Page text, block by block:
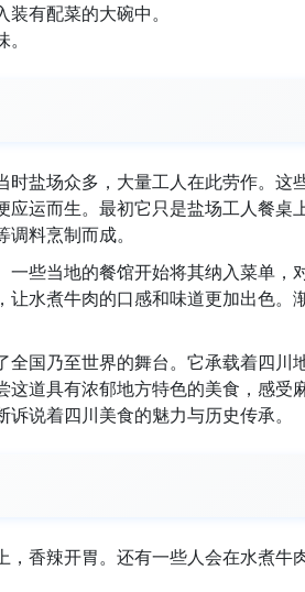
有配菜的大碗中。
盐场众多，大量工人在此劳作。这
运而生。最初它只是盐场工人餐桌
料烹制而成。
些当地的餐馆开始将其纳入菜单，
水煮牛肉的口感和味道更加出色。
国乃至世界的舞台。它承载着四川
这道具有浓郁地方特色的美食，感受
说着四川美食的魅力与历史传承。
香辣开胃。还有一些人会在水煮牛